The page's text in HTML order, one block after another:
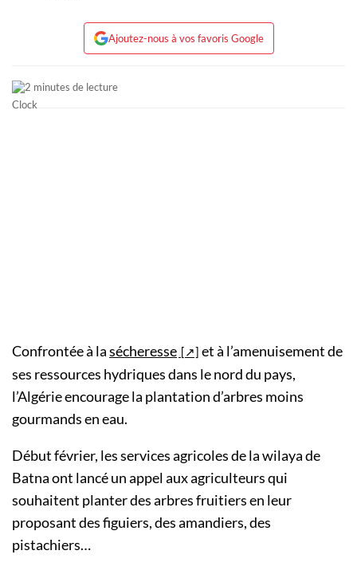
Ajoutez-nous à vos favoris Google
2 minutes de lecture
Confrontée à lasécheresse
et à l’amenuisement de
ses ressources hydriques dans le nord du pays,
l’Algérie encourage la plantation d’arbres moins
gourmands en eau.
Début février, les services agricoles de la wilaya de
Batna ont lancé un appel aux agriculteurs qui
souhaitent planter des arbres fruitiers en leur
proposant des figuiers, des amandiers, des
pistachiers…